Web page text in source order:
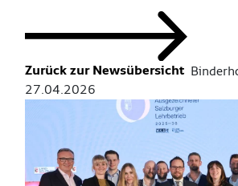
Zurück zur Newsübersicht
27.04.2026